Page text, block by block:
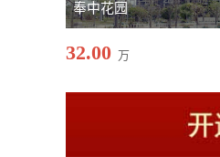
奉中花园
32.00 万